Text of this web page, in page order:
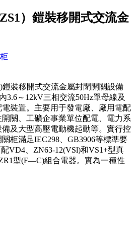
）鎧裝移開式交流金
裝移開式交流金屬封閉開關設備
3.6～12kV三相交流50Hz單母線及
裝置。主要用于發電廠、廠用電配
關、工礦企事業單位配電、電力系
及大型高壓電動機起動等。實行控
柜滿足IEC298、GB3906等標準要
VD4、ZN63-12(VSl)和VS1+型真
型(F—C)組合電器。實為一種性